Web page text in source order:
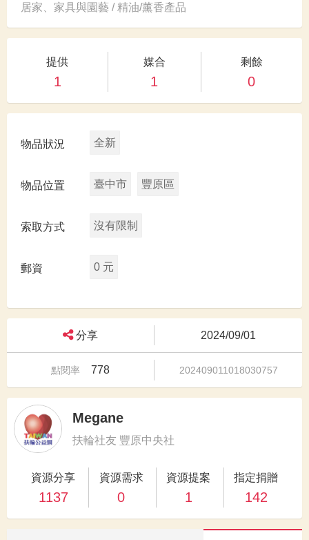
居家、家具與園藝 / 精油/薰香產品
提供
1
媒合
1
剩餘
0
物品狀況 全新
物品位置 臺中市 豐原區
索取方式 沒有限制
郵資 0 元
分享 2024/09/01
點閱率 778 202409011018030757
Megane
扶輪社友 豐原中央社
資源分享
1137
資源需求
0
資源提案
1
指定捐贈
142